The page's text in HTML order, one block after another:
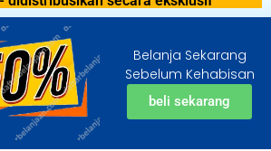
Belanja Sekarang
Sebelum Kehabisan
beli sekarang